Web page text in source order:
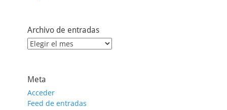
Archivo de entradas
Archivo
Meta
Acceder
Feed de entradas